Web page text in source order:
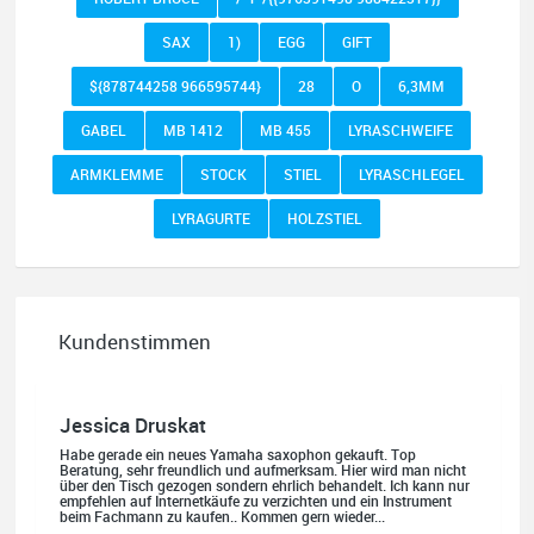
SAX 1) EGG GIFT
${878744258 966595744} 28 O 6,3MM
GABEL MB 1412 MB 455 LYRASCHWEIFE
ARMKLEMME STOCK STIEL LYRASCHLEGEL
LYRAGURTE HOLZSTIEL
Kundenstimmen
Jessica Druskat
Habe gerade ein neues Yamaha saxophon gekauft. Top
Beratung, sehr freundlich und aufmerksam. Hier wird man nicht
über den Tisch gezogen sondern ehrlich behandelt. Ich kann nur
empfehlen auf Internetkäufe zu verzichten und ein Instrument
beim Fachmann zu kaufen.. Kommen gern wieder...